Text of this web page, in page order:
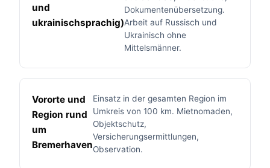
und
ukrainischsprachig)
Dokumentenübersetzung.
Arbeit auf Russisch und
Ukrainisch ohne
Mittelsmänner.
Vororte und
Region rund
um
Bremerhaven
Einsatz in der gesamten Region im
Umkreis von 100 km. Mietnomaden,
Objektschutz,
Versicherungsermittlungen,
Observation.